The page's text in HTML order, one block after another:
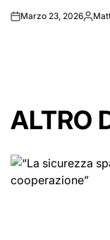
onMarzo 23, 2026Posted
ALTRO